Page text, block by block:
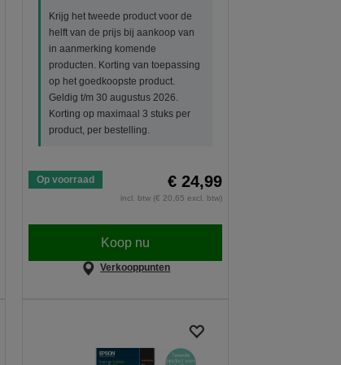
Krijg het tweede product voor de
helft van de prijs bij aankoop van
in aanmerking komende
producten. Korting van toepassing
op het goedkoopste product.
Geldig t/m 30 augustus 2026.
Korting op maximaal 3 stuks per
product, per bestelling.
Op voorraad € 24,99
incl. btw (€ 20,65 excl. btw)
Koop nu
Verkooppunten